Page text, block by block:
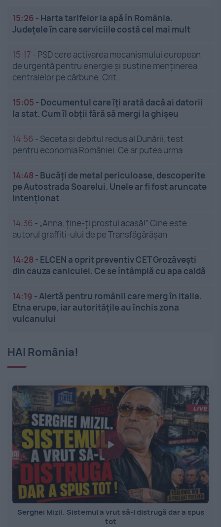
15:26 - Harta tarifelor la apă în România.
Județele în care serviciile costă cel mai mult
15:17 - PSD cere activarea mecanismului european
de urgență pentru energie și susține menținerea
centralelor pe cărbune. Crit...
15:05 - Documentul care îți arată dacă ai datorii
la stat. Cum îl obții fără să mergi la ghișeu
14:56 - Seceta și debitul redus al Dunării, test
pentru economia României. Ce ar putea urma
14:48 - Bucăți de metal periculoase, descoperite
pe Autostrada Soarelui. Unele ar fi fost aruncate
intenționat
14:36 - „Anna, ține-ți prostul acasă!” Cine este
autorul graffiti-ului de pe Transfăgărășan
14:28 - ELCEN a oprit preventiv CET Grozăveşti
din cauza caniculei. Ce se întâmplă cu apa caldă
14:19 -Alertă pentru românii care merg în Italia.
Etna erupe, iar autoritățile au închis zona
vulcanului
HAI România!
Serghei Mizil. Sistemul a vrut să-l distrugă dar a spus
tot